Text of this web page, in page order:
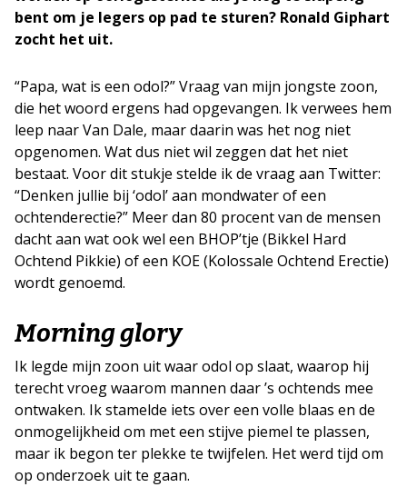
bent om je legers op pad te sturen? Ronald Giphart
zocht het uit.
“Papa, wat is een odol?” Vraag van mijn jongste zoon,
die het woord ergens had opgevangen. Ik verwees hem
leep naar Van Dale, maar daarin was het nog niet
opgenomen. Wat dus niet wil zeggen dat het niet
bestaat. Voor dit stukje stelde ik de vraag aan Twitter:
“Denken jullie bij ‘odol’ aan mondwater of een
ochtenderectie?” Meer dan 80 procent van de mensen
dacht aan wat ook wel een BHOP’tje (Bikkel Hard
Ochtend Pikkie) of een KOE (Kolossale Ochtend Erectie)
wordt genoemd.
Morning glory
Ik legde mijn zoon uit waar odol op slaat, waarop hij
terecht vroeg waarom mannen daar ’s ochtends mee
ontwaken. Ik stamelde iets over een volle blaas en de
onmogelijkheid om met een stijve piemel te plassen,
maar ik begon ter plekke te twijfelen. Het werd tijd om
op onderzoek uit te gaan.